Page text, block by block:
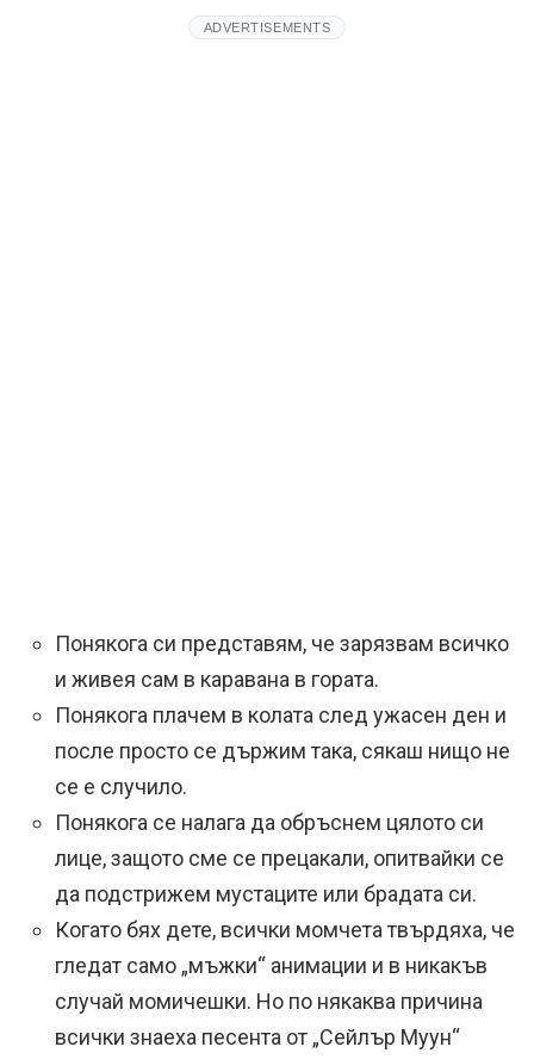
ADVERTISEMENTS
Понякога си представям, че зарязвам всичко
и живея сам в каравана в гората.
Понякога плачем в колата след ужасен ден и
после просто се държим така, сякаш нищо не
се е случило.
Понякога се налага да обръснем цялото си
лице, защото сме се прецакали, опитвайки се
да подстрижем мустаците или брадата си.
Когато бях дете, всички момчета твърдяха, че
гледат само „мъжки“ анимации и в никакъв
случай момичешки. Но по някаква причина
всички знаеха песента от „Сейлър Муун“